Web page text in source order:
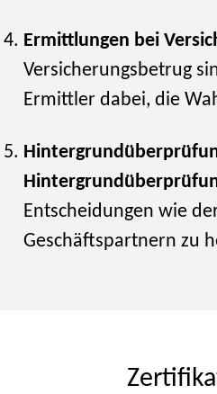
Ermittlungen bei
Versicherungsbetrug
Ermittler dabei, die
Entscheidungen wie
Geschäftspartnern zu